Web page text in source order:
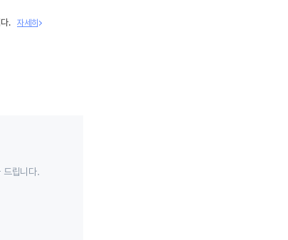
. 자세히
드립니다.